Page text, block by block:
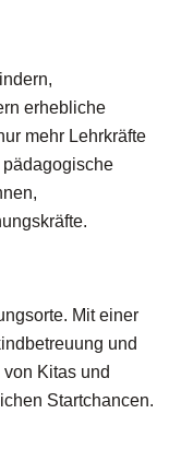
erhebliche
mehr Lehrkräfte
Mit einer
und
Kitas und
Startchancen.